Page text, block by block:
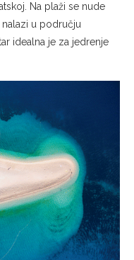
Na plaži se nude
u području
idealna je za jedrenje